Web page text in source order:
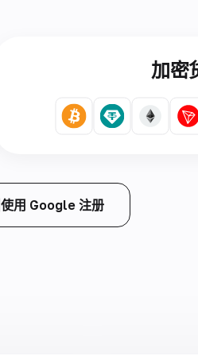
加密
使用 Google 注册